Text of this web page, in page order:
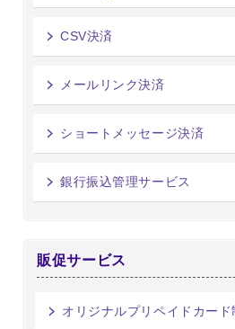
CSV決済
メールリンク決済
ショートメッセージ決済
銀行振込管理サービス
販促サービス
オリジナルプリペイドカード